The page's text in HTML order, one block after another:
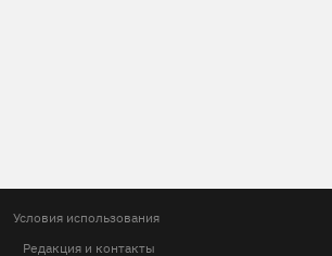
Условия использования
Редакция и контакты